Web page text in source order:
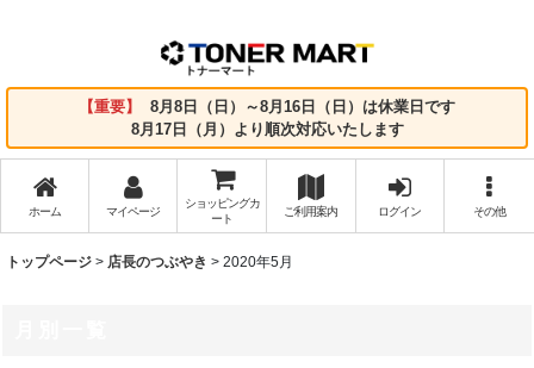
【重要】
8月8日（日）～8月16日（日）は休業日です
8月17日（月）より順次対応いたします
ホーム マイページ
ショッピングカ
ート
ご利用案内 ログイン その他
トップページ > 店長のつぶやき > 2020年5月